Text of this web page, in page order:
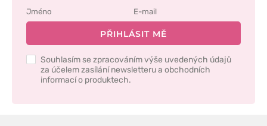
PŘIHLÁSIT MĚ
Souhlasím se zpracováním výše uvedených údajů
za účelem zasílání newsletteru a obchodních
informací o produktech.